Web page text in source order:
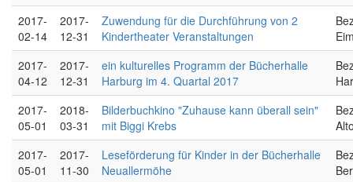
2017-
02-14
2017-
12-31
Zuwendung für die Durchführung von 2
Kindertheater Veranstaltungen
2017-
04-12
2017-
12-31
ein kulturelles Programm der Bücherhalle
Harburg im 4. Quartal 2017
2017-
05-01
2018-
03-31
Bilderbuchkino "Zuhause kann überall sein"
mit Biggi Krebs
2017-
05-01
2017-
11-30
Leseförderung für Kinder in der Bücherhalle
Neuallermöhe